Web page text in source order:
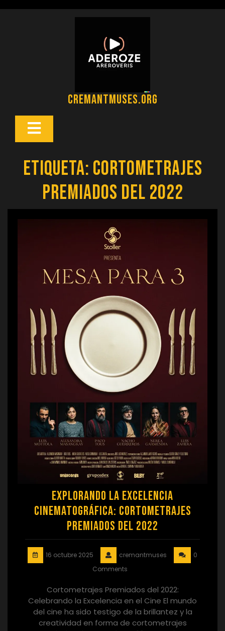
cremantmuses.org
Botón
Etiqueta: cortometrajes
premiados del 2022
Explorando la Excelencia
Cinematográfica: Cortometrajes
Premiados del 2022
16 octubre 2025 cremantmuses
0
Comments
Cortometrajes Premiados del 2022:
Celebrando la Excelencia en el Cine El mundo
del cine ha sido testigo de la brillantez y la
creatividad en forma de cortometrajes